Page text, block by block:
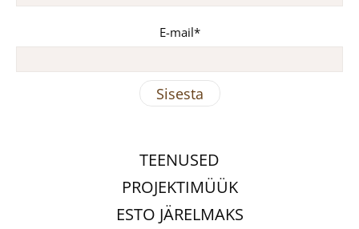
E-mail
TEENUSED
PROJEKTIMÜÜK
ESTO JÄRELMAKS